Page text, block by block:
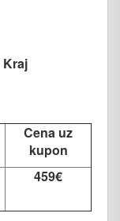
Kraj
Cena uz
kupon
459€